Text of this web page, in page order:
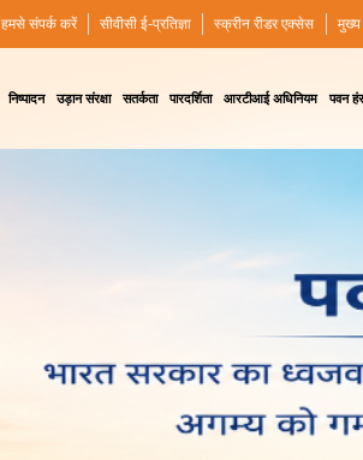
हमसे संपर्क करें सीवीसी ई-प्रतिज्ञा स्क्रीन रीडर एक्सेस मुख्य
निष्पादन उड़ान संरक्षा सतर्कता पारदर्शिता आरटीआई अधिनियम पवन